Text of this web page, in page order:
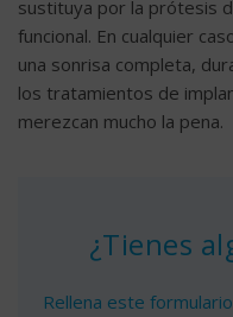
sustituya por la prótesis
funcional. En cualquier
una sonrisa completa,
los tratamientos de
merezcan mucho la pena.
¿Tienes
Rellena este